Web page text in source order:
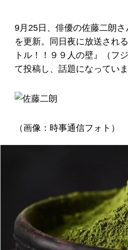
9月25日、俳優の佐藤二朗
を更新。同日夜に放送され
トル！！９９人の壁』（フ
て投稿し、話題になっていま
（画像：時事通信フォト）